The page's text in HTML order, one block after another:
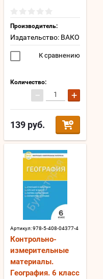
Производитель:
Издательство: ВАКО
К сравнению
Количество:
− +
139руб.
Артикул:978-5-408-04377-4
Контрольно-
измерительные
материалы.
География. 6 класс